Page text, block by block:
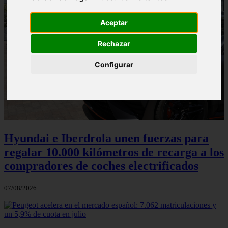
Aceptar
Rechazar
Configurar
Hyundai e Iberdrola unen fuerzas para
regalar 10.000 kilómetros de recarga a los
compradores de coches electrificados
07/08/2026